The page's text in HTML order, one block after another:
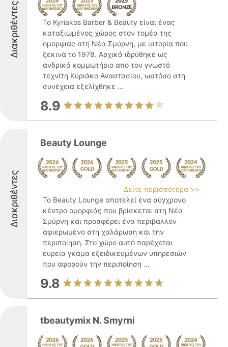
Διακριθέντες
Το Kyriakos Barber & Beauty είναι ένας
καταξιωμένος χώρος στον τομέα της
ομορφιάς στη Νέα Σμύρνη, με ιστορία που
ξεκινά το 1978. Αρχικά ιδρύθηκε ως
ανδρικό κομμωτήριο από τον γνωστό
τεχνίτη Κυριάκο Αναστασίου, ωστόσο στη
συνέχεια εξελίχθηκε ...
8.9
Διακριθέντες
Beauty Lounge
Δείτε περισσότερα >>
Το Beauty Lounge αποτελεί ένα σύγχρονο
κέντρο ομορφιάς που βρίσκεται στη Νέα
Σμύρνη και προσφέρει ένα περιβάλλον
αφιερωμένο στη χαλάρωση και την
περιποίηση. Στο χώρο αυτό παρέχεται
ευρεία γκάμα εξειδικευμένων υπηρεσιών
που αφορούν την περιποίηση ...
9.8
tbeautymix N. Smyrni